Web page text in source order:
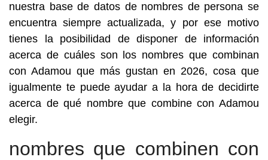
nuestra base de datos de nombres de persona se
encuentra siempre actualizada, y por ese motivo
tienes la posibilidad de disponer de información
acerca de cuáles son los nombres que combinan
con Adamou que más gustan en 2026, cosa que
igualmente te puede ayudar a la hora de decidirte
acerca de qué nombre que combine con Adamou
elegir.
nombres que combinen con